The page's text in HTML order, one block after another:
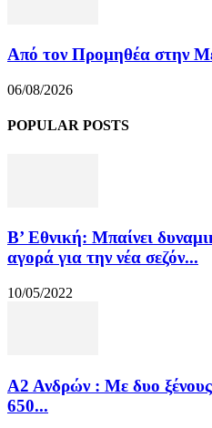
Από τον Προμηθέα στην
06/08/2026
POPULAR POSTS
Β’ Εθνική: Μπαίνει
αγορά για την νέα σεζόν...
10/05/2022
Α2 Ανδρών : Με δυο
650...